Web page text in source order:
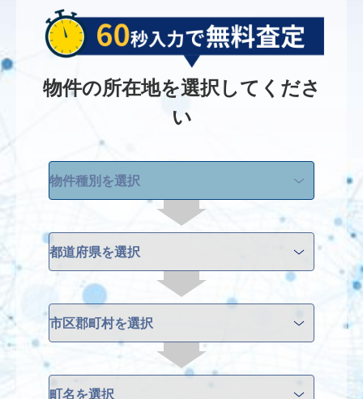
物件の所在地を選択してくださ
い